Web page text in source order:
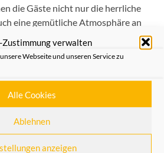
Zustimmung verwalten
Webseite und unseren Service zu
Alle Cookies
Ablehnen
anzeigen
die Gäste nicht nur die herrliche
eine gemütliche Atmosphäre an
Der Pressesprecher der Neuss
durch seine engagierte
Begleitung während der Fahrt.
war bestens gesorgt: Kaffee und
geselligen Stimmung bei. Die
Teilnehmern eine wunderbare
neue Kontakte zu